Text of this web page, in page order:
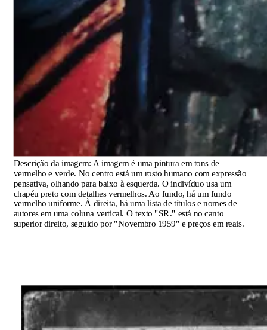
Descrição da imagem: A imagem é uma pintura em tons de
vermelho e verde. No centro está um rosto humano com expressão
pensativa, olhando para baixo à esquerda. O indivíduo usa um
chapéu preto com detalhes vermelhos. Ao fundo, há um fundo
vermelho uniforme. À direita, há uma lista de títulos e nomes de
autores em uma coluna vertical. O texto "SR." está no canto
superior direito, seguido por "Novembro 1959" e preços em reais.